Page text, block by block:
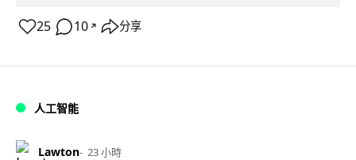
25 10 ↗ 分享
人工智能
Lawton 23 小時